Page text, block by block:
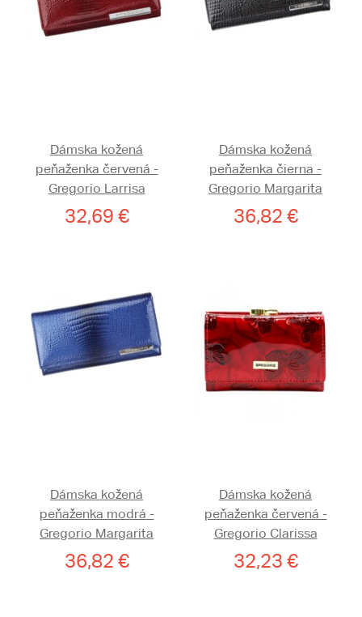
Dámska kožená
peňaženka červená -
Gregorio Larrisa
32,69 €
Dámska kožená
peňaženka čierna -
Gregorio Margarita
36,82 €
Dámska kožená
peňaženka modrá -
Gregorio Margarita
36,82 €
Dámska kožená
peňaženka červená -
Gregorio Clarissa
32,23 €